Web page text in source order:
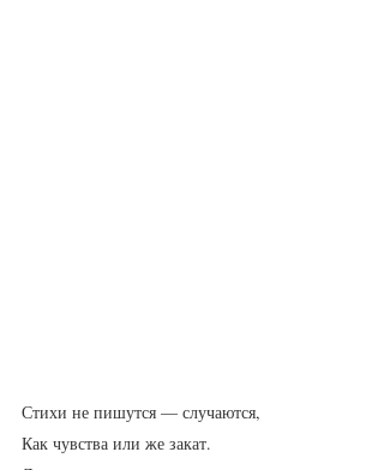
Стихи не пишутся — случаются,
Как чувства или же закат.